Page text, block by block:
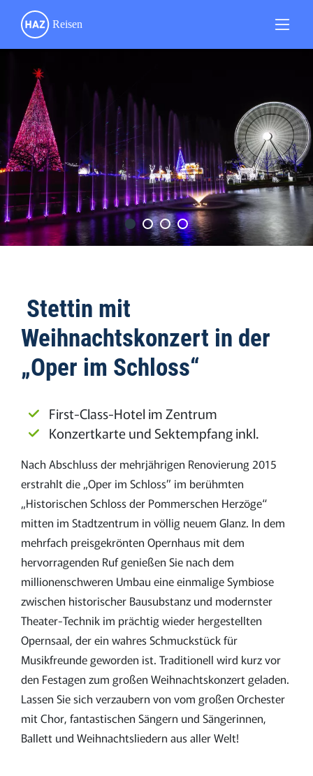
Stettin mit
Weihnachtskonzert in der
„Oper im Schloss“
First-Class-Hotel im Zentrum
Konzertkarte und Sektempfang inkl.
Nach Abschluss der mehrjährigen Renovierung 2015
erstrahlt die „Oper im Schloss” im berühmten
„Historischen Schloss der Pommerschen Herzöge“
mitten im Stadtzentrum in völlig neuem Glanz. In dem
mehrfach preisgekrönten Opernhaus mit dem
hervorragenden Ruf genießen Sie nach dem
millionenschweren Umbau eine einmalige Symbiose
zwischen historischer Bausubstanz und modernster
Theater-Technik im prächtig wieder hergestellten
Opernsaal, der ein wahres Schmuckstück für
Musikfreunde geworden ist. Traditionell wird kurz vor
den Festagen zum großen Weihnachtskonzert geladen.
Lassen Sie sich verzaubern von vom großen Orchester
mit Chor, fantastischen Sängern und Sängerinnen,
Ballett und Weihnachtsliedern aus aller Welt!